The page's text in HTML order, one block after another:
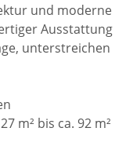
und moderne
Ausstattung
unterstreichen
m² bis ca. 92 m²